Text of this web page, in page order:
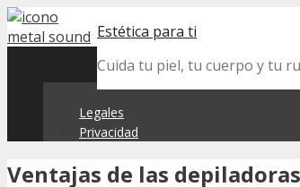
Skip
to
Estética para ti
Cuida tu piel, tu cuerpo y tu
Legales
Privacidad
Ventajas de las